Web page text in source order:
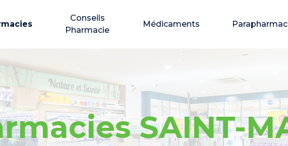
Conseils
Pharmacie
Médicaments
SAINT-